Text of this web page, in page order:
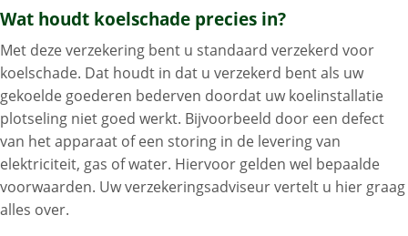
Wat houdt koelschade precies in?
Met deze verzekering bent u standaard verzekerd voor
koelschade. Dat houdt in dat u verzekerd bent als uw
gekoelde goederen bederven doordat uw koelinstallatie
plotseling niet goed werkt. Bijvoorbeeld door een defect
van het apparaat of een storing in de levering van
elektriciteit, gas of water. Hiervoor gelden wel bepaalde
voorwaarden. Uw verzekeringsadviseur vertelt u hier graag
alles over.